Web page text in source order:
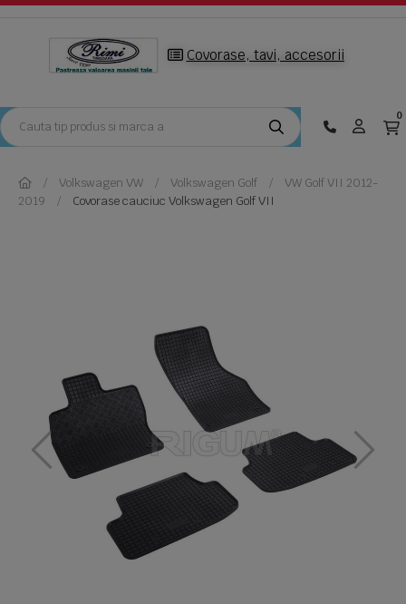
Covorase, tavi, accesorii
0
Volkswagen VW Volkswagen Golf
VW Golf VII 2012-
2019
Covorase cauciuc Volkswagen Golf VII